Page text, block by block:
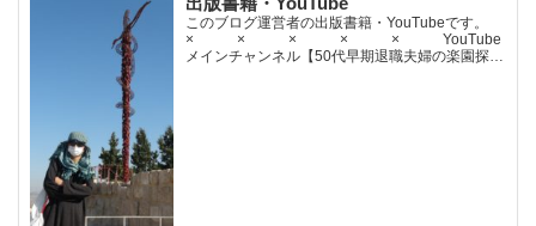
このブログ運営者の出版書籍・YouTubeです。
× × × × × YouTube
メインチャンネル【50代早期退職夫婦の楽園探求